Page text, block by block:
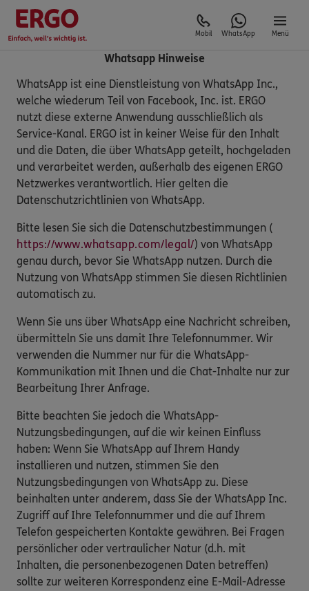
Mobil WhatsApp Menü
Whatsapp Hinweise
WhatsApp ist eine Dienstleistung von WhatsApp Inc.,
welche wiederum Teil von Facebook, Inc. ist. ERGO
nutzt diese externe Anwendung ausschließlich als
Service-Kanal. ERGO ist in keiner Weise für den Inhalt
und die Daten, die über WhatsApp geteilt, hochgeladen
und verarbeitet werden, außerhalb des eigenen ERGO
Netzwerkes verantwortlich. Hier gelten die
Datenschutzrichtlinien von WhatsApp.
Bitte lesen Sie sich die Datenschutzbestimmungen (
https://www.whatsapp.com/legal/) von WhatsApp
genau durch, bevor Sie WhatsApp nutzen. Durch die
Nutzung von WhatsApp stimmen Sie diesen Richtlinien
automatisch zu.
Wenn Sie uns über WhatsApp eine Nachricht schreiben,
übermitteln Sie uns damit Ihre Telefonnummer. Wir
verwenden die Nummer nur für die WhatsApp-
Kommunikation mit Ihnen und die Chat-Inhalte nur zur
Bearbeitung Ihrer Anfrage.
Bitte beachten Sie jedoch die WhatsApp-
Nutzungsbedingungen, auf die wir keinen Einfluss
haben: Wenn Sie WhatsApp auf Ihrem Handy
installieren und nutzen, stimmen Sie den
Nutzungsbedingungen von WhatsApp zu. Diese
beinhalten unter anderem, dass Sie der WhatsApp Inc.
Zugriff auf Ihre Telefonnummer und die auf Ihrem
Telefon gespeicherten Kontakte gewähren. Bei Fragen
persönlicher oder vertraulicher Natur (d.h. mit
Inhalten, die personenbezogenen Daten betreffen)
sollte zur weiteren Korrespondenz eine E-Mail-Adresse